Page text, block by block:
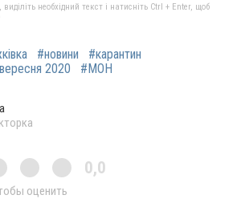
необхідний текст і натисніть Ctrl + Enter, щоб
#новини
#карантин
2020 #МОН
0,0
оценить